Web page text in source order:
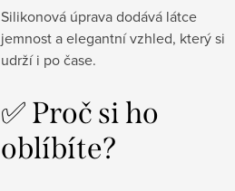
Silikonová úprava dodává látce
jemnost a elegantní vzhled, který si
udrží i po čase.
✅ Proč si ho
oblíbíte?